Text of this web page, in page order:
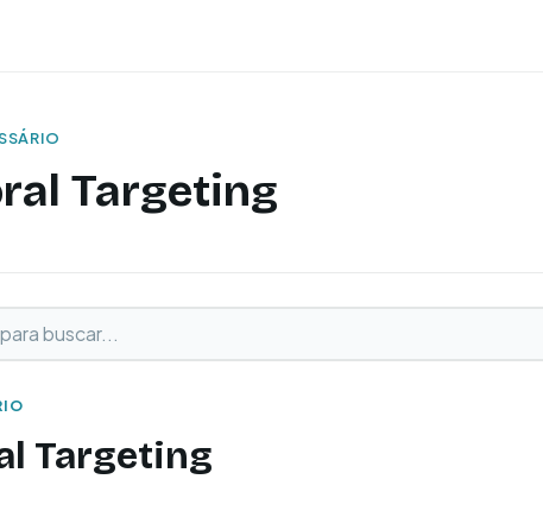
Targeting
Targeting